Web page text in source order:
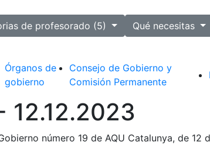
de profesorado (5)
Qué necesitas
Órganos de
gobierno
Consejo de Gobierno y
Comisión Permanente
12.12.2023
número 19 de AQU Catalunya, de 12